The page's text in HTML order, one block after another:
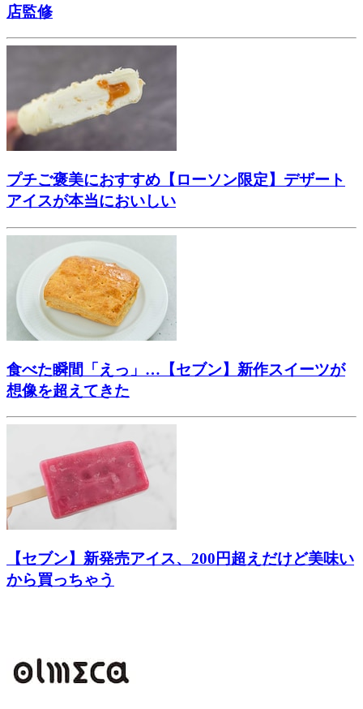
店監修
プチご褒美におすすめ【ローソン限定】デザート
アイスが本当においしい
食べた瞬間「えっ」…【セブン】新作スイーツが
想像を超えてきた
【セブン】新発売アイス、200円超えだけど美味い
から買っちゃう